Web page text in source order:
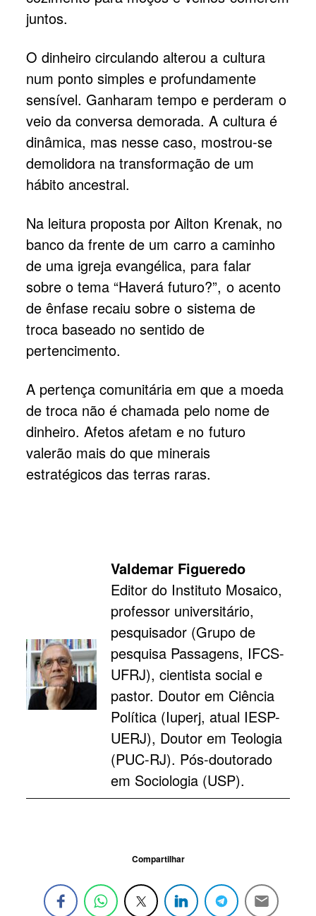
juntos.
O dinheiro circulando alterou a cultura
num ponto simples e profundamente
sensível. Ganharam tempo e perderam o
veio da conversa demorada. A cultura é
dinâmica, mas nesse caso, mostrou-se
demolidora na transformação de um
hábito ancestral.
Na leitura proposta por Ailton Krenak, no
banco da frente de um carro a caminho
de uma igreja evangélica, para falar
sobre o tema “Haverá futuro?”, o acento
de ênfase recaiu sobre o sistema de
troca baseado no sentido de
pertencimento.
A pertença comunitária em que a moeda
de troca não é chamada pelo nome de
dinheiro. Afetos afetam e no futuro
valerão mais do que minerais
estratégicos das terras raras.
Valdemar Figueredo
Editor do Instituto Mosaico,
professor universitário,
pesquisador (Grupo de
pesquisa Passagens, IFCS-
UFRJ), cientista social e
pastor. Doutor em Ciência
Política (Iuperj, atual IESP-
UERJ), Doutor em Teologia
(PUC-RJ). Pós-doutorado
em Sociologia (USP).
Compartilhar